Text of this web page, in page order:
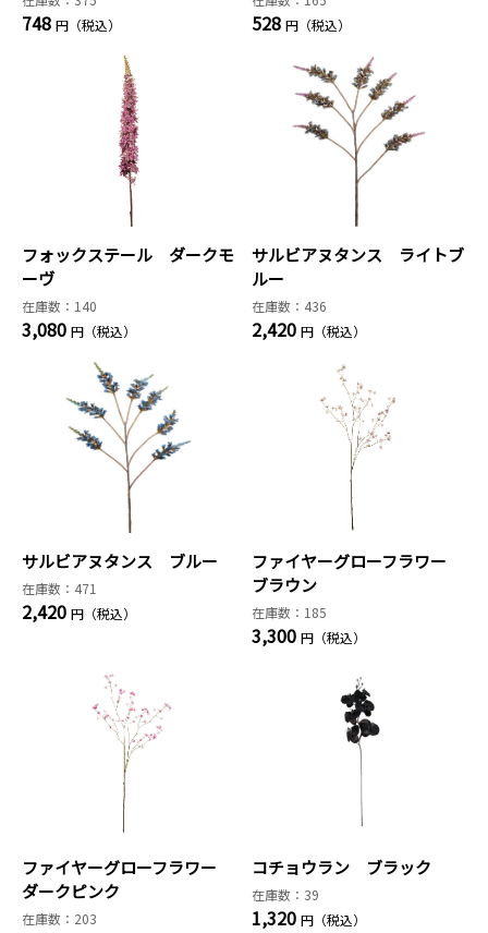
748 円（税込） 528 円（税込）
フォックステール ダークモ
ーヴ
在庫数：140
3,080 円（税込）
サルビアヌタンス ライトブ
ルー
在庫数：436
2,420 円（税込）
サルビアヌタンス ブルー
在庫数：471
2,420 円（税込）
ファイヤーグローフラワー
ブラウン
在庫数：185
3,300 円（税込）
ファイヤーグローフラワー
ダークピンク
在庫数：203
コチョウラン ブラック
在庫数：39
1,320 円（税込）